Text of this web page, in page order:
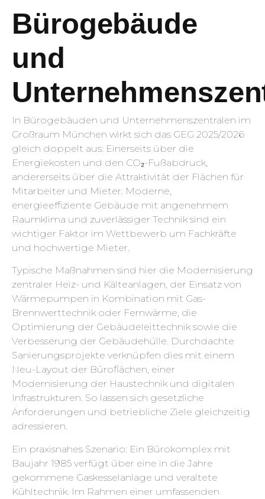
Bürogebäude
und
In Bürogebäuden und Unternehmenszentralen im
Großraum München wirkt sich das GEG 2025/2026
gleich doppelt aus: Einerseits über die
Energiekosten und den CO₂-Fußabdruck,
andererseits über die Attraktivität der Flächen für
Mitarbeiter und Mieter. Moderne,
energieeffiziente Gebäude mit angenehmem
Raumklima und zuverlässiger Technik sind ein
wichtiger Faktor im Wettbewerb um Fachkräfte
und hochwertige Mieter.
Typische Maßnahmen sind hier die Modernisierung
zentraler Heiz- und Kälteanlagen, der Einsatz von
Wärmepumpen in Kombination mit Gas-
Brennwerttechnik oder Fernwärme, die
Optimierung der Gebäudeleittechnik sowie die
Verbesserung der Gebäudehülle. Durchdachte
Sanierungsprojekte verknüpfen dies mit einem
Neu-Layout der Büroflächen, einer
Modernisierung der Haustechnik und digitalen
Infrastrukturen. So lassen sich gesetzliche
Anforderungen und betriebliche Ziele gleichzeitig
adressieren.
Ein praxisnahes Szenario: Ein Bürokomplex mit
Baujahr 1985 verfügt über eine in die Jahre
gekommene Gaskesselanlage und veraltete
Kühltechnik. Im Rahmen einer umfassenden